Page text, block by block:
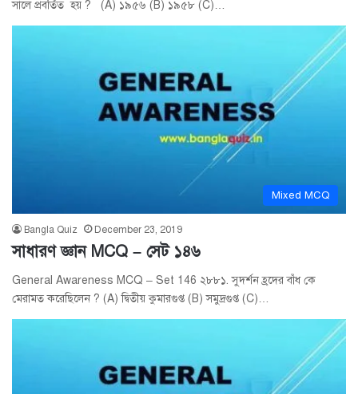
সালে প্রবর্তিত হয় ? (A) ১৯৫৬ (B) ১৯৫৮ (C)…
Mixed MCQ
Bangla Quiz December 23, 2019
সাধারণ জ্ঞান MCQ – সেট ১৪৬
General Awareness MCQ – Set 146 ২৮৮১. সুদর্শন হ্রদের বাঁধ কে
মেরামত করেছিলেন ? (A) দ্বিতীয় কুমারগুপ্ত (B) সমুদ্রগুপ্ত (C)…